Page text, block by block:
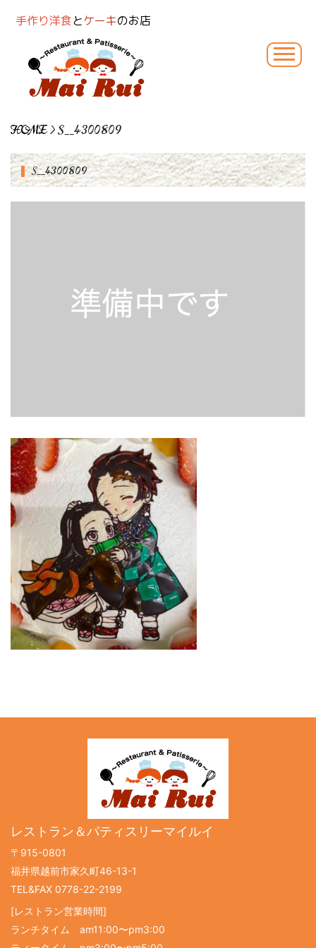
手作り洋食とケーキのお店
HOME> S__4300809
S__4300809
レストラン＆パティスリーマイルイ
〒915-0801
福井県越前市家久町46-13-1
TEL&FAX 0778-22-2199
[レストラン営業時間]
ランチタイム am11:00〜pm3:00